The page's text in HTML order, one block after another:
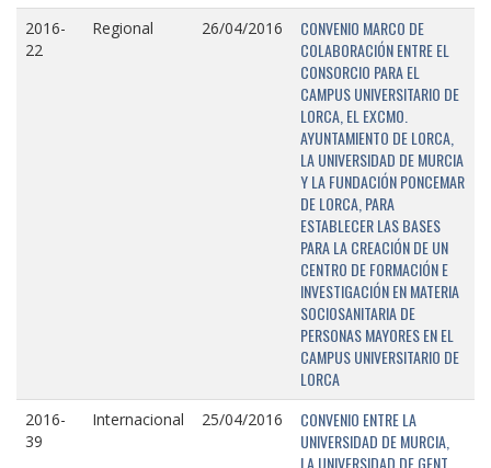
2016-
22
Regional 26/04/2016
CONVENIO MARCO DE
COLABORACIÓN ENTRE EL
CONSORCIO PARA EL
CAMPUS UNIVERSITARIO DE
LORCA, EL EXCMO.
AYUNTAMIENTO DE LORCA,
LA UNIVERSIDAD DE MURCIA
Y LA FUNDACIÓN PONCEMAR
DE LORCA, PARA
ESTABLECER LAS BASES
PARA LA CREACIÓN DE UN
CENTRO DE FORMACIÓN E
INVESTIGACIÓN EN MATERIA
SOCIOSANITARIA DE
PERSONAS MAYORES EN EL
CAMPUS UNIVERSITARIO DE
LORCA
2016-
39
Internacional 25/04/2016
CONVENIO ENTRE LA
UNIVERSIDAD DE MURCIA,
LA UNIVERSIDAD DE GENT,